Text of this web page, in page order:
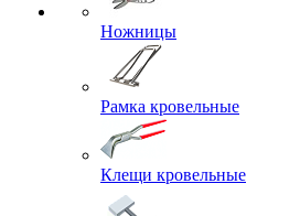
Ножницы
Рамка кровельные
Клещи кровельные